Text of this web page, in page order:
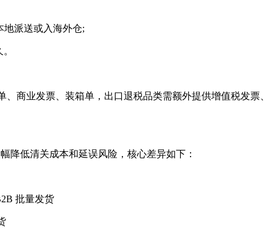
派送或入海外仓;
商业发票、装箱单，出口退税品类需额外提供增值税发票、
低清关成本和延误风险，核心差异如下：
批量发货